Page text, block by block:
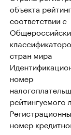
объекта
соответствии с
стран мира
номер
рейтингуемого
номер